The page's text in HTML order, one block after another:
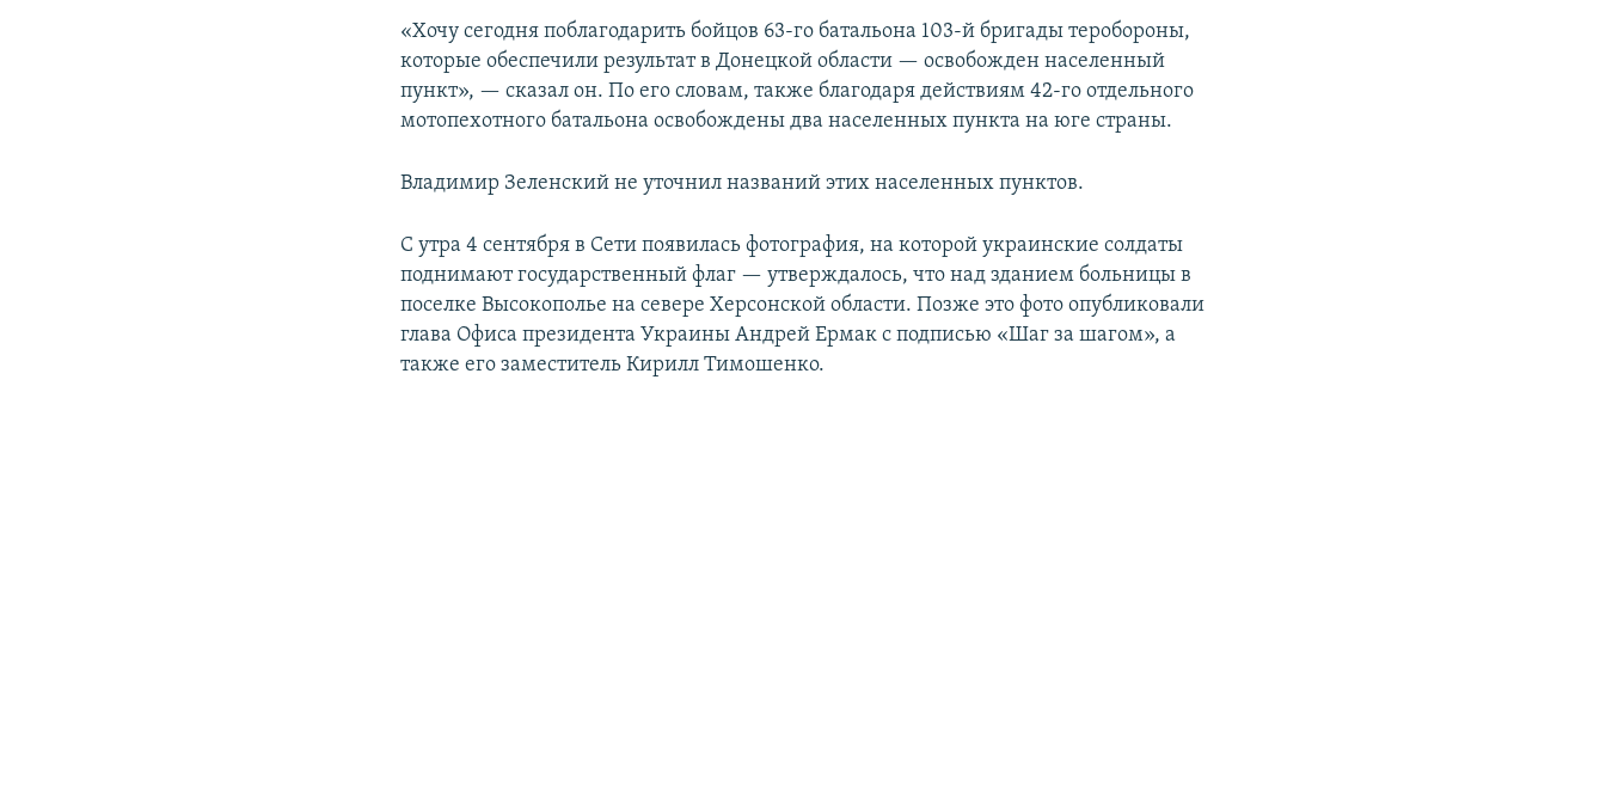
«Хочу сегодня поблагодарить бойцов 63-го батальона 103-й бригады теробороны,
которые обеспечили результат в Донецкой области — освобожден населенный
пункт», — сказал он. По его словам, также благодаря действиям 42-го отдельного
мотопехотного батальона освобождены два населенных пункта на юге страны.
Владимир Зеленский не уточнил названий этих населенных пунктов.
С утра 4 сентября в Сети появилась фотография, на которой украинские солдаты
поднимают государственный флаг — утверждалось, что над зданием больницы в
поселке Высокополье на севере Херсонской области. Позже это фото опубликовали
глава Офиса президента Украины Андрей Ермак с подписью «Шаг за шагом», а
также его заместитель Кирилл Тимошенко.